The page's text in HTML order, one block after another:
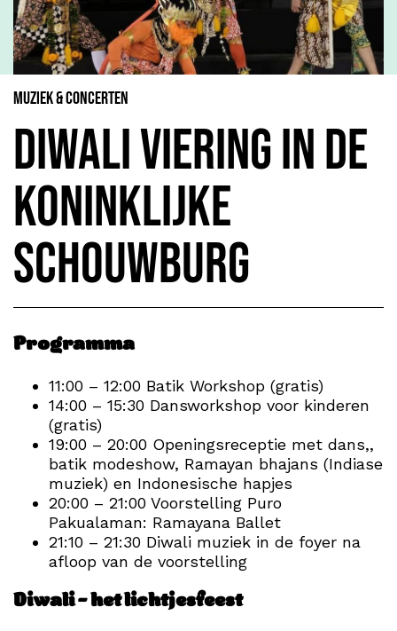
Muziek & Concerten
Diwali viering in de
Koninklijke
Schouwburg
Programma
11:00 – 12:00 Batik Workshop (gratis)
14:00 – 15:30 Dansworkshop voor kinderen
(gratis)
19:00 – 20:00 Openingsreceptie met dans,,
batik modeshow, Ramayan bhajans (Indiase
muziek) en Indonesische hapjes
20:00 – 21:00 Voorstelling Puro
Pakualaman: Ramayana Ballet
21:10 – 21:30 Diwali muziek in de foyer na
afloop van de voorstelling
Diwali – het lichtjesfeest